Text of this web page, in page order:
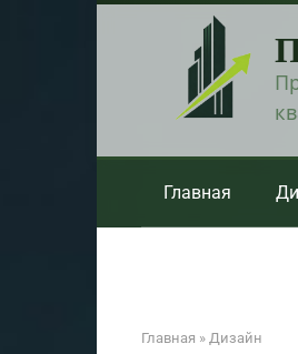
Главная
Главная » Дизайн